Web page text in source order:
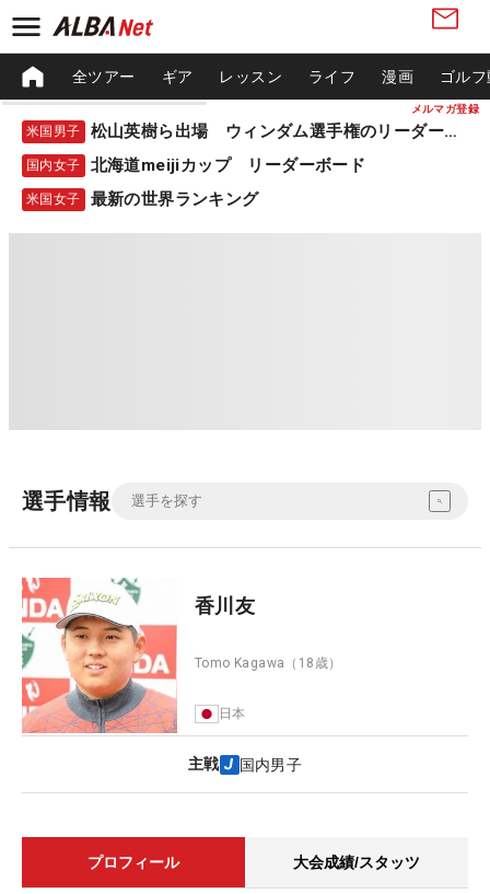
メルマガ登録
全ツアー ギア レッスン ライフ 漫画 ゴル
米国男子 松山英樹ら出場 ウィンダム選手権のリーダーボード
国内女子 北海道meijiカップ リーダーボード
米国女子 最新の世界ランキング
選手情報
香川友
Tomo Kagawa （18歳）
日本
主戦 国内男子
プロフィール 大会成績/スタッツ